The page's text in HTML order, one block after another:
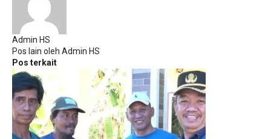
Admin HS
Pos lain oleh Admin HS
Pos terkait